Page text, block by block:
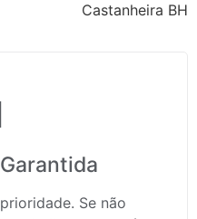
Castanheira BH
Se não